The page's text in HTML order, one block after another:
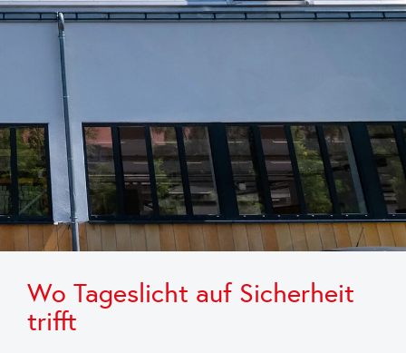
Wo Tageslicht auf Sicherheit
trifft